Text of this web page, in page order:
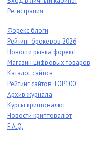
Регистрация
Форекс блоги
Рейтинг брокеров 2026
Новости рынка форекс
Магазин цифровых товаров
Каталог сайтов
Рейтинг сайтов TOP100
Архив журнала
Курсы криптовалют
Новости криптовалют
F.A.Q.